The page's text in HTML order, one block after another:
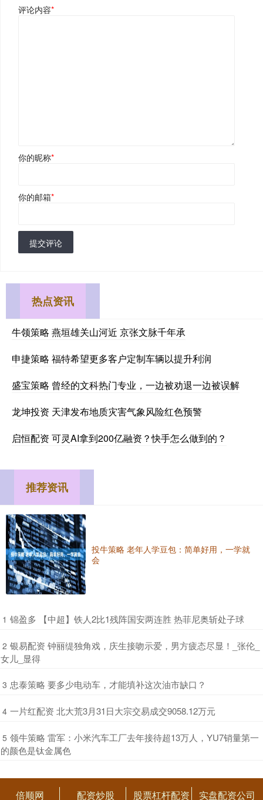
评论内容*
你的昵称*
你的邮箱*
提交评论
热点资讯
牛领策略 燕垣雄关山河近 京张文脉千年承
申捷策略 福特希望更多客户定制车辆以提升利润
盛宝策略 曾经的文科热门专业，一边被劝退一边被误解
龙坤投资 天津发布地质灾害气象风险红色预警
启恒配资 可灵AI拿到200亿融资？快手怎么做到的？
推荐资讯
投牛策略 老年人学豆包：简单好用，一学就
会
1 ​锦盈多 【中超】铁人2比1残阵国安两连胜 热菲尼奥斩处子球
2 ​银易配资 钟丽缇独角戏，庆生接吻示爱，男方疲态尽显！_张伦_
女儿_显得
3 ​忠泰策略 要多少电动车，才能填补这次油市缺口？
4 ​一片红配资 北大荒3月31日大宗交易成交9058.12万元
5 ​领牛策略 雷军：小米汽车工厂去年接待超13万人，YU7销量第一
的颜色是钛金属色
倍顺网 配资炒股 股票杠杆配资 实盘配资公司